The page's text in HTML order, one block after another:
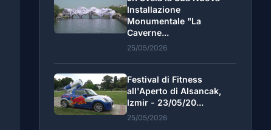
Installazione
Monumentale "La
Caverne...
25/05/2026
Festival di Fitness
all'Aperto di Alsancak,
Izmir - 23/05/20...
25/05/2026